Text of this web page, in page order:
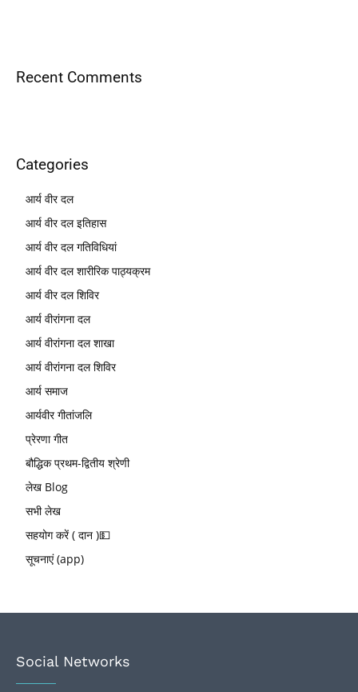
Recent Comments
Categories
आर्य वीर दल
आर्य वीर दल इतिहास
आर्य वीर दल गतिविधियां
आर्य वीर दल शारीरिक पाठ्यक्रम
आर्य वीर दल शिविर
आर्य वीरांगना दल
आर्य वीरांगना दल शाखा
आर्य वीरांगना दल शिविर
आर्य समाज
आर्यवीर गीतांजलि
प्रेरणा गीत
बौद्धिक प्रथम-द्वितीय श्रेणी
लेख Blog
सभी लेख
सहयोग करें ( दान )💵
सूचनाएं (app)
Social Networks